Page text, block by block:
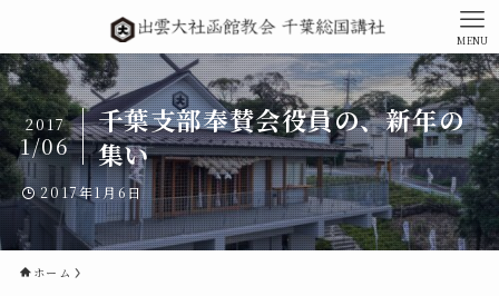
MENU
千葉支部奉賛会役員の、新年の
集い
2017
1/06
2017年1月6日
ホーム